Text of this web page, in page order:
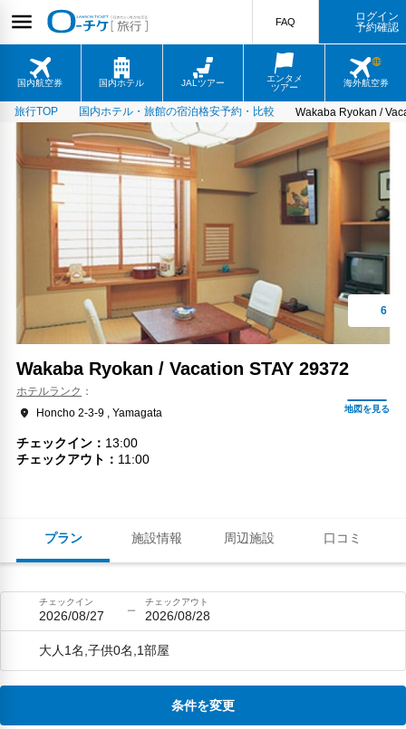
国内航空券 国内ホテル JALツアー
エンタメ
ツアー
海外航空券
FAQ
ログイン
予約確認
旅行TOP 国内ホテル・旅館の宿泊格安予約・比較 Wakaba Ryokan /
プラン 施設情報 周辺施設 口コミ
Wakaba Ryokan / Vacation STAY 29372
ホテルランク
Honcho 2-3-9 , Yamagata
チェックイン
13:00
チェックアウト
11:00
チェックイン
2026/08/27
チェックアウト
2026/08/28
大人1名,子供0名,1部屋
条件を変更